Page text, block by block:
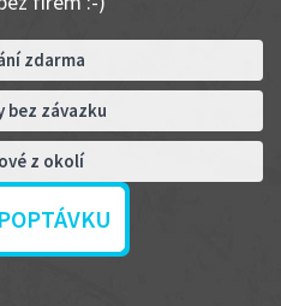
zdarma
bez závazku
z okolí